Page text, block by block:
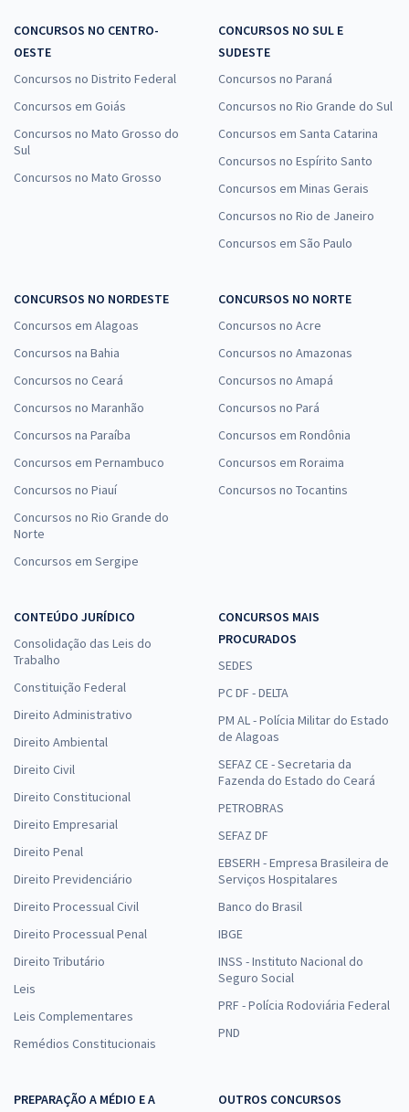
CONCURSOS NO CENTRO-
OESTE
Concursos no Distrito Federal
Concursos em Goiás
Concursos no Mato Grosso do
Sul
Concursos no Mato Grosso
CONCURSOS NO SUL E
SUDESTE
Concursos no Paraná
Concursos no Rio Grande do Sul
Concursos em Santa Catarina
Concursos no Espírito Santo
Concursos em Minas Gerais
Concursos no Rio de Janeiro
Concursos em São Paulo
CONCURSOS NO NORDESTE
Concursos em Alagoas
Concursos na Bahia
Concursos no Ceará
Concursos no Maranhão
Concursos na Paraíba
Concursos em Pernambuco
Concursos no Piauí
Concursos no Rio Grande do
Norte
Concursos em Sergipe
CONCURSOS NO NORTE
Concursos no Acre
Concursos no Amazonas
Concursos no Amapá
Concursos no Pará
Concursos em Rondônia
Concursos em Roraima
Concursos no Tocantins
CONTEÚDO JURÍDICO
Consolidação das Leis do
Trabalho
Constituição Federal
Direito Administrativo
Direito Ambiental
Direito Civil
Direito Constitucional
Direito Empresarial
Direito Penal
Direito Previdenciário
Direito Processual Civil
Direito Processual Penal
Direito Tributário
Leis
Leis Complementares
Remédios Constitucionais
CONCURSOS MAIS
PROCURADOS
SEDES
PC DF - DELTA
PM AL - Polícia Militar do Estado
de Alagoas
SEFAZ CE - Secretaria da
Fazenda do Estado do Ceará
PETROBRAS
SEFAZ DF
EBSERH - Empresa Brasileira de
Serviços Hospitalares
Banco do Brasil
IBGE
INSS - Instituto Nacional do
Seguro Social
PRF - Polícia Rodoviária Federal
PND
PREPARAÇÃO A MÉDIO E A
OUTROS CONCURSOS